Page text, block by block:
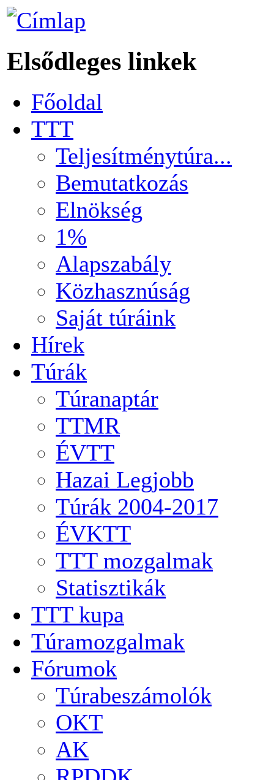
Elsődleges linkek
Főoldal
TTT
Teljesítménytúra...
Bemutatkozás
Elnökség
1%
Alapszabály
Közhasznúság
Saját túráink
Hírek
Túrák
Túranaptár
TTMR
ÉVTT
Hazai Legjobb
Túrák 2004-2017
ÉVKTT
TTT mozgalmak
Statisztikák
TTT kupa
Túramozgalmak
Fórumok
Túrabeszámolók
OKT
AK